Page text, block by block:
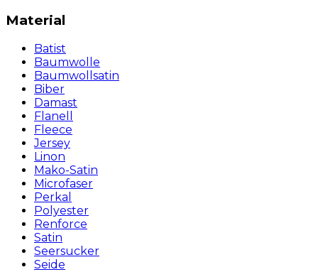
Material
Batist
Baumwolle
Baumwollsatin
Biber
Damast
Flanell
Fleece
Jersey
Linon
Mako-Satin
Microfaser
Perkal
Polyester
Renforce
Satin
Seersucker
Seide